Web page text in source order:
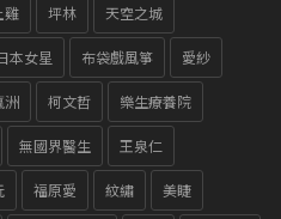
雞 坪林 天空之城
本女星 布袋戲風箏 愛紗
洲 柯文哲 樂生療養院
無國界醫生 王泉仁
福原愛 紋繡 美睫